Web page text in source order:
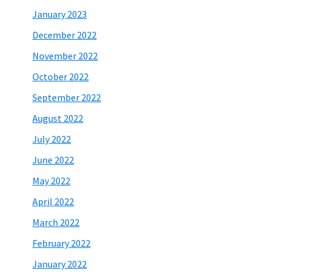
January 2023
December 2022
November 2022
October 2022
September 2022
August 2022
July 2022
June 2022
May 2022
April 2022
March 2022
February 2022
January 2022